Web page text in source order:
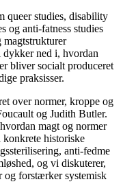
queer studies, disability
og anti-fatness studies
magtstrukturer
dykker ned i, hvordan
bliver socialt produceret
praksisser.
over normer, kroppe og
og Judith Butler.
magt og normer
historiske
anti-fedme
og vi diskuterer,
og forstærker systemisk